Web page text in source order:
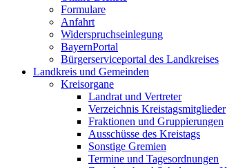
Formulare
Anfahrt
Widerspruchseinlegung
BayernPortal
Bürgerserviceportal des Landkreises
Landkreis und Gemeinden
Kreisorgane
Landrat und Vertreter
Verzeichnis Kreistagsmitglieder
Fraktionen und Gruppierungen
Ausschüsse des Kreistags
Sonstige Gremien
Termine und Tagesordnungen